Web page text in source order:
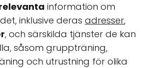
information om
inklusive deras adresser,
, och särskilda tjänster de kan
såsom gruppträning,
och utrustning för olika